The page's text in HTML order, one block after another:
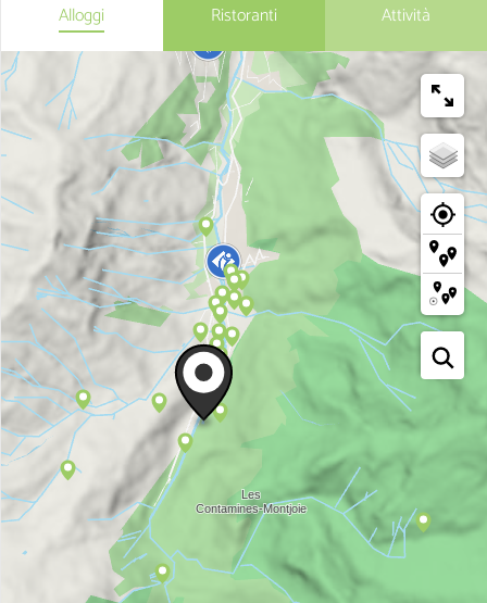
Alloggi Ristoranti Attività